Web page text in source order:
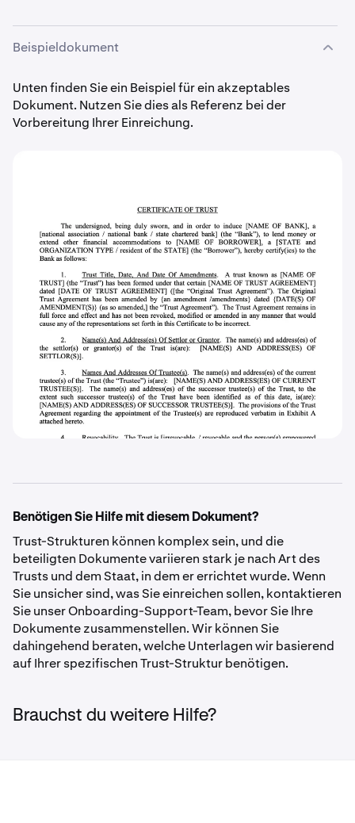
Beispieldokument
Unten finden Sie ein Beispiel für ein akzeptables
Dokument. Nutzen Sie dies als Referenz bei der
Vorbereitung Ihrer Einreichung.
Benötigen Sie Hilfe mit diesem Dokument?
Trust-Strukturen können komplex sein, und die
beteiligten Dokumente variieren stark je nach Art des
Trusts und dem Staat, in dem er errichtet wurde. Wenn
Sie unsicher sind, was Sie einreichen sollen, kontaktieren
Sie unser Onboarding-Support-Team, bevor Sie Ihre
Dokumente zusammenstellen. Wir können Sie
dahingehend beraten, welche Unterlagen wir basierend
auf Ihrer spezifischen Trust-Struktur benötigen.
Brauchst du weitere Hilfe?